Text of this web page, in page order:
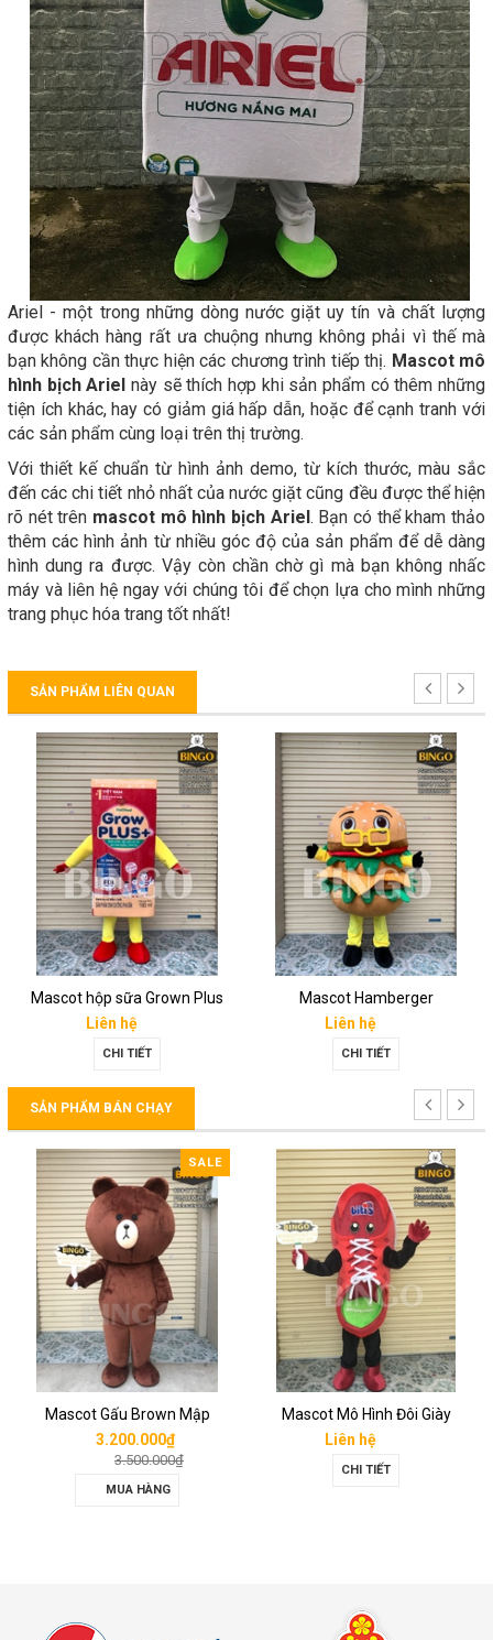
Ariel - một trong những dòng nước giặt uy tín và chất lượng
được khách hàng rất ưa chuộng nhưng không phải vì thế mà
bạn không cần thực hiện các chương trình tiếp thị. Mascot mô
hình bịch Ariel này sẽ thích hợp khi sản phẩm có thêm những
tiện ích khác, hay có giảm giá hấp dẫn, hoặc để cạnh tranh với
các sản phẩm cùng loại trên thị trường.
Với thiết kế chuẩn từ hình ảnh demo, từ kích thước, màu sắc
đến các chi tiết nhỏ nhất của nước giặt cũng đều được thể hiện
rõ nét trên mascot mô hình bịch Ariel. Bạn có thể kham thảo
thêm các hình ảnh từ nhiều góc độ của sản phẩm để dễ dàng
hình dung ra được. Vậy còn chần chờ gì mà bạn không nhấc
máy và liên hệ ngay với chúng tôi để chọn lựa cho mình những
trang phục hóa trang tốt nhất!
SẢN PHẨM LIÊN QUAN
Mascot hộp sữa Grown Plus
Liên hệ
CHI TIẾT
Mascot Hamberger
Liên hệ
CHI TIẾT
SẢN PHẨM BÁN CHẠY
SALE
Mascot Gấu Brown Mập
3.200.000₫
3.500.000₫
MUA HÀNG
Mascot Mô Hình Đôi Giày
Liên hệ
CHI TIẾT